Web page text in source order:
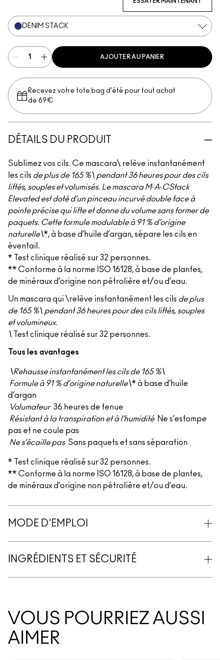
DENIM STACK
AJOUTER AU PANIER
Recevez votre tote bag d’été pour tout achat
de 69€
DÉTAILS DU PRODUIT
Sublimez vos cils. Ce mascara\ relève instantanément
les cils de plus de 165 %\ pendant 36 heures pour des cils
liftés, souples et volumisés. Le mascara M·A·CStack
Elevated est doté d’un pinceau incurvé double face à
pointe précise qui lifte et donne du volume sans former de
paquets. Cette formule modulable à 91 % d’origine
naturelle\*, à base d’huile d’argan, sépare les cils en
éventail.
* Test clinique réalisé sur 32 personnes.
** Conforme à la norme ISO 16128, à base de plantes,
de minéraux d’origine non pétrolière et/ou d’eau.
Un mascara qui \relève instantanément les cils de plus
de 165 %\ pendant 36 heures pour des cils liftés, souples
et volumineux.
\ Test clinique réalisé sur 32 personnes.
Tous les avantages
\Rehausse instantanément les cils de 165 %\
Formule à 91 % d’origine naturelle\* à base d’huile
d’argan
Volumateur 36 heures de tenue
Résistant à la transpiration et à l’humidité Ne s’estompe
pas et ne coule pas
Ne s’écaille pas Sans paquets et sans séparation
* Test clinique réalisé sur 32 personnes.
** Conforme à la norme ISO 16128, à base de plantes,
de minéraux d’origine non pétrolière et/ou d’eau.
MODE D'EMPLOI
INGRÉDIENTS ET SÉCURITÉ
VOUS POURRIEZ AUSSI
AIMER